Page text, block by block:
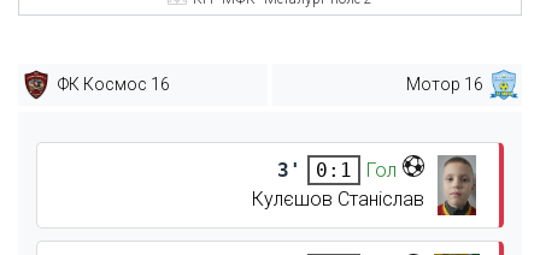
ФК Космос 16 Мотор 16
3' 0:1
Гол
Кулєшов Станіслав